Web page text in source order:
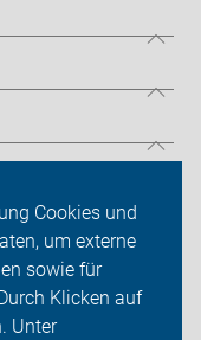
Cookies und
um externe
sowie für
Klicken auf
Unter